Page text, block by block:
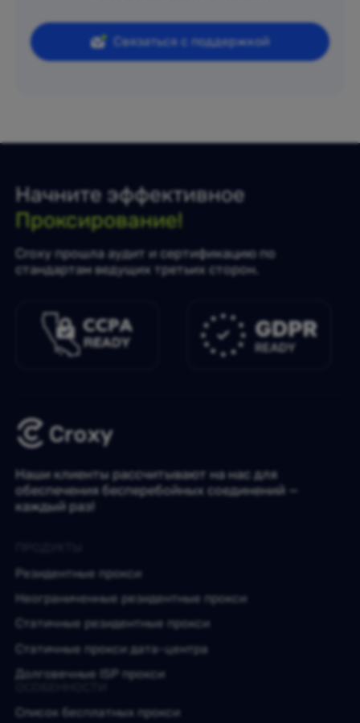
Связаться с поддержкой
Начните эффективное
Проксирование!
Croxy прошла аудит и сертификацию по
стандартам ведущих третьих сторон.
Наши клиенты рассчитывают на нас для
обеспечения бесперебойных соединений —
каждый раз!
Резидентные прокси
Неограниченные резидентные прокси
Статичные резидентные прокси
Статичные прокси дата-центра
Долговечные ISP прокси
Список бесплатных прокси